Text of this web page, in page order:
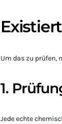
Um das zu prüfen,
1.
Jede echte